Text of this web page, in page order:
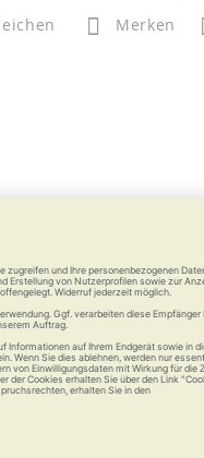
Merken